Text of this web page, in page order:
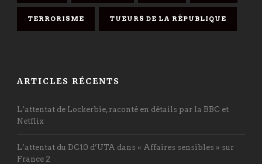
TERRORISME TUEURS DE LA RÉPUBLIQUE
ARTICLES RÉCENTS
L’attentat de Lockerbie, raconté en détails par la BBC et
Netflix
L’attentat du DC10 d’UTA dans « Affaires sensibles » sur
France 2